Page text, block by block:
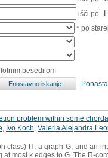
išči po
* po
besedilom
problem within some
Ivo Koch Valeria Alejandra
class) Π, a graph G, and an
most k edges to G. The Π-